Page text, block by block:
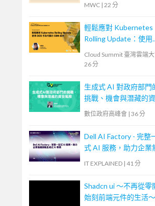
MWC | 22 分
輕鬆應對 Kubernetes
Rolling Update：使用
GCS 作為可靠的 CDN
存
Cloud Summit 臺灣雲端
26 分
生成式 AI 對政府部門
挑戰、機會與潛藏的
風險
數位政府高峰會 | 36 分
Dell AI Factory - 完整
式 AI 服務，助力企業
痛啟動生成式 AI 專案
IT EXPLAINED | 41 分
Shadcn ui ～不再從零
始刻前端元件的生活～